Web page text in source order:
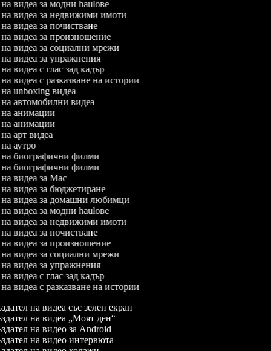
на видеа за модни haulове
на видеа за недвижими имоти
на видеа за почистване
на видеа за произношение
на видеа за социални мрежи
на видеа за упражнения
на видеа с глас зад кадър
на видеа с разказване на истории
на unboxing видеа
на автомобилни видеа
на анимации
на анимации
на арт видеа
на аутро
на биографични филми
на биографични филми
на видеа за Mac
на видеа за бюджетиране
на видеа за домашни любимци
на видеа за модни haulове
на видеа за недвижими имоти
на видеа за почистване
на видеа за произношение
на видеа за социални мрежи
на видеа за упражнения
на видеа с глас зад кадър
на видеа с разказване на истории
на видеа със зелен екран
на видеа „Моят ден“
на видео за Android
на видео интервюта